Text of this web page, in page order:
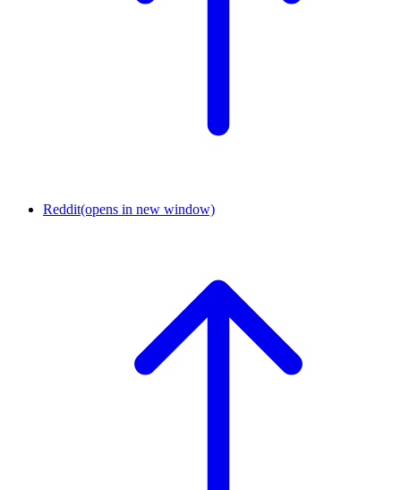
Reddit(opens in new window)